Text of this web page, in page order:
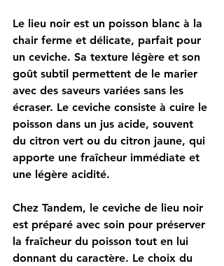
Le lieu noir est un poisson blanc à la
chair ferme et délicate, parfait pour
un ceviche. Sa texture légère et son
goût subtil permettent de le marier
avec des saveurs variées sans les
écraser. Le ceviche consiste à cuire le
poisson dans un jus acide, souvent
du citron vert ou du citron jaune, qui
apporte une fraîcheur immédiate et
une légère acidité.
Chez Tandem, le ceviche de lieu noir
est préparé avec soin pour préserver
la fraîcheur du poisson tout en lui
donnant du caractère. Le choix du